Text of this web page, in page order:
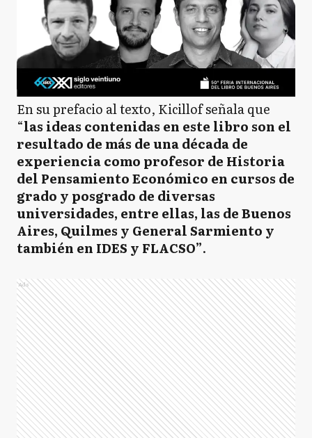
En su prefacio al texto, Kicillof señala que
“las ideas contenidas en este libro son el
resultado de más de una década de
experiencia como profesor de Historia
del Pensamiento Económico en cursos de
grado y posgrado de diversas
universidades, entre ellas, las de Buenos
Aires, Quilmes y General Sarmiento y
también en IDES y FLACSO”.
Ads